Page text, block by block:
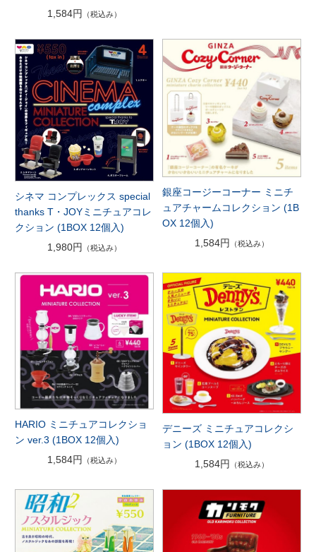
1,584円
（税込み）
シネマ コンプレックス special
thanks T・JOYミニチュアコレ
クション (1BOX 12個入)
1,980円
（税込み）
銀座コージーコーナー ミニチ
ュアチャームコレクション (1B
OX 12個入)
1,584円
（税込み）
HARIO ミニチュアコレクショ
ン ver.3 (1BOX 12個入)
1,584円
（税込み）
デニーズ ミニチュアコレクシ
ョン (1BOX 12個入)
1,584円
（税込み）